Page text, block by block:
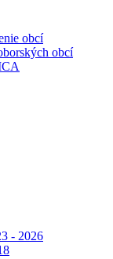
obcí
obcí
- 2026